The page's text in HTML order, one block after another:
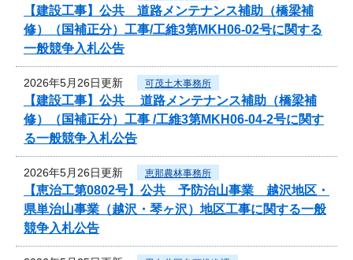
【建設工事】公共 道路メンテナンス補助（橋梁補
修）（国補正分）工事/工維3第MKH06-02号に関する
一般競争入札公告
2026年5月26日更新 可茂土木事務所
【建設工事】公共 道路メンテナンス補助（橋梁補
修）（国補正分）工事 /工維3第MKH06-04-2号に関す
る一般競争入札公告
2026年5月26日更新 恵那農林事務所
【恵治工第0802号】公共 予防治山事業 越沢地区・
県単治山事業（越沢・琴ヶ沢）地区工事に関する一般
競争入札公告